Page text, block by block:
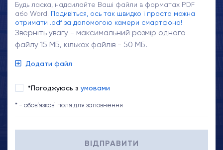
Будь ласка, надсилайте Ваші файли в форматах PDF
або Word. Подивіться, ось так швидко і просто можна
отримати .pdf за допомогою камери смартфона!
Зверніть увагу - максимальний розмір одного
файлу 15 МБ, кількох файлів - 50 МБ.
Додати файл
*Погоджуюсь з умовами
* - обов'язкові поля для заповнення
ВІДПРАВИТИ